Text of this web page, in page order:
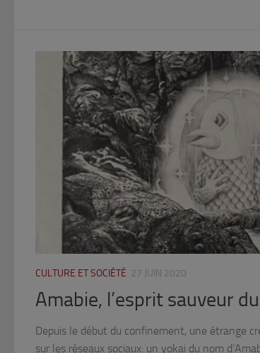
CULTURE ET SOCIÉTÉ 27 JUIN 2020
Amabie, l’esprit sauveur
Depuis le début du confinement, une étrange
sur les réseaux sociaux: un yokai du nom